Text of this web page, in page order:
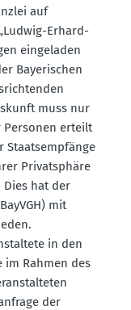
auf
Erhard-
einge­laden
Bayeri­schen
muss nur
Personen erteilt
Staats­emp­fänge
Privat­sphäre
hat der
mit
in den
im Rahmen des
der